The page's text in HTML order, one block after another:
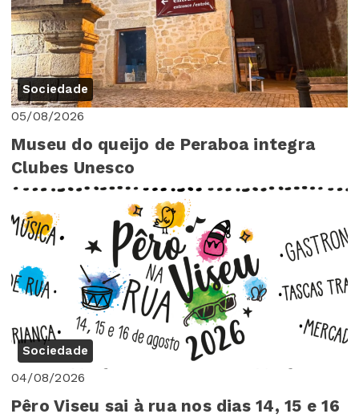
Sociedade
05/08/2026
Museu do queijo de Peraboa integra
Clubes Unesco
Sociedade
04/08/2026
Pêro Viseu sai à rua nos dias 14, 15 e 16